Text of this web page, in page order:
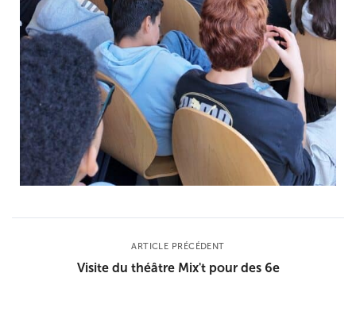
ARTICLE PRÉCÉDENT
Visite du théâtre Mix't pour des 6e